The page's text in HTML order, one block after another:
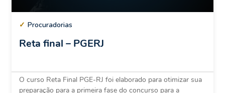
✓ Procuradorias
Reta final – PGERJ
O curso Reta Final PGE-RJ foi elaborado para otimizar sua
preparação para a primeira fase do concurso para a